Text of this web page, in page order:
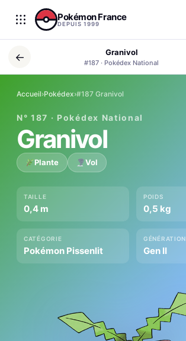
Aller au contenu
Pokémon France
DEPUIS 1999
← Granivol
#187 · Pokédex National
Accueil›Pokédex›#187 Granivol
N° 187 · Pokédex National
Granivol
Plante Vol
TAILLE
0,4 m
POIDS
0,5 kg
CATÉGORIE
Pokémon Pissenlit
GÉNÉRATION
Gen II